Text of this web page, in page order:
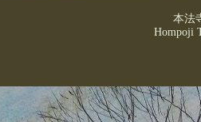
本法
Hompoji